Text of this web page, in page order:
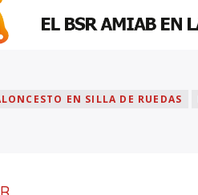
EN SILLA DE RUEDAS